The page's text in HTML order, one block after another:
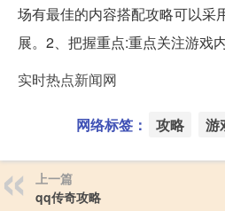
场有最佳的内容搭配攻略可以采
展。2、把握重点:重点关注游戏
实时热点新闻网
网络标签： 攻略 游
上一篇
qq传奇攻略